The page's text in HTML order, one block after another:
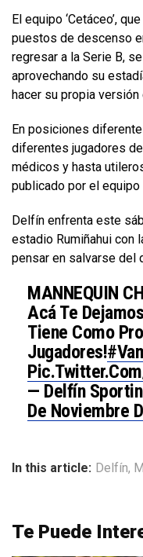
El equipo ‘Cetáceo’,
puestos de descenso
regresar a la Serie B,
aprovechando su
hacer su propia
En posiciones
diferentes jugadores
médicos y hasta
publicado por el equipo
Delfín enfrenta este
estadio Rumiñahui con
pensar en salvarse del
MANNEQUIN
Acá Te
Tiene Como
Jugadores!
— Delfín
De Noviembre
In this article: Delfín,
Te Puede